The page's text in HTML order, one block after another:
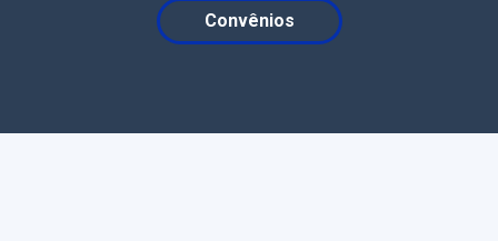
Convênios